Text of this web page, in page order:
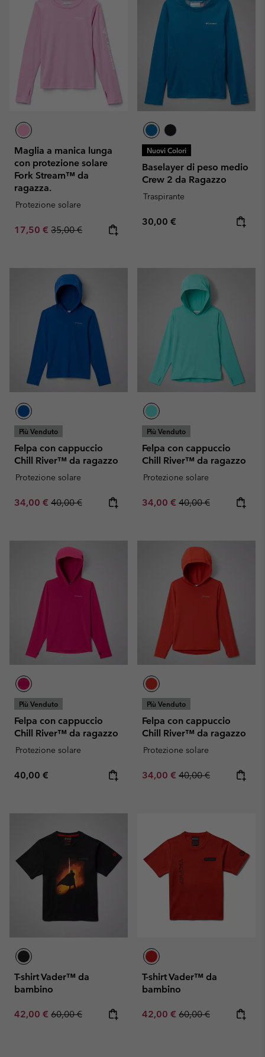
Maglia a manica lunga
con protezione solare
Fork Stream™ da
ragazza.
Protezione solare
Sale price:
17,50 € Regular price:
35,00 €
Nuovi Colori
Baselayer di peso medio
Crew 2 da Ragazzo
Traspirante
Regular price:
30,00 €
Più Venduto
Felpa con cappuccio
Chill River™ da ragazzo
Protezione solare
Sale price:
34,00 € Regular price:
40,00 €
Più Venduto
Felpa con cappuccio
Chill River™ da ragazzo
Protezione solare
Sale price:
34,00 € Regular price:
40,00 €
Più Venduto
Felpa con cappuccio
Chill River™ da ragazzo
Protezione solare
Regular price:
40,00 €
Più Venduto
Felpa con cappuccio
Chill River™ da ragazzo
Protezione solare
Sale price:
34,00 € Regular price:
40,00 €
T-shirt Vader™ da
bambino
Sale price:
42,00 € Regular price:
60,00 €
T-shirt Vader™ da
bambino
Sale price:
42,00 € Regular price:
60,00 €